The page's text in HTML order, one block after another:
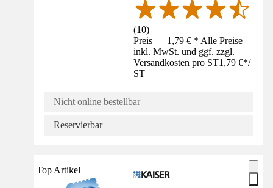
(10)
Preis — 1,79 € * Alle Preise
inkl. MwSt. und ggf. zzgl.
Versandkosten pro ST1,79 €*/
ST
Nicht online bestellbar
Reservierbar
Top Artikel